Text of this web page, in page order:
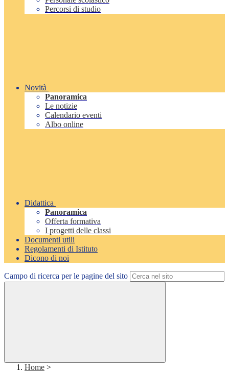
Percorsi di studio
Novità
Panoramica
Le notizie
Calendario eventi
Albo online
Didattica
Panoramica
Offerta formativa
I progetti delle classi
Documenti utili
Regolamenti di Istituto
Dicono di noi
Campo di ricerca per le pagine del sito
Home >